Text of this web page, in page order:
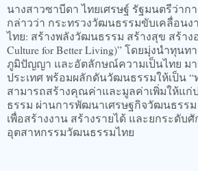
นางสาวซาบีดา ไทยเศรษฐ์ รัฐมนตรีว่า
กล่าวว่า กระทรวงวัฒนธรรมขับเคลื่อนง
ไทย: สร้างพลังวัฒนธรรม สร้างสุข สร้าง
Culture for Better Living)” โดยมุ่งนำทุน
ภูมิปัญญา และอัตลักษณ์ความเป็นไทย ม
ประเทศ พร้อมผลักดันวัฒนธรรมให้เป็น “
สามารถสร้างคุณค่าและมูลค่าเพิ่มให้แก่
ธรรม ผ่านการพัฒนาเศรษฐกิจวัฒนธรรม
เพื่อสร้างงาน สร้างรายได้ และยกระดับ
อุตสาหกรรมวัฒนธรรมไทย